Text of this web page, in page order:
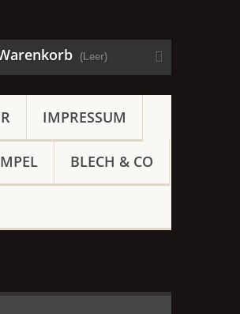
(Leer)
IMPRESSUM
BLECH & CO